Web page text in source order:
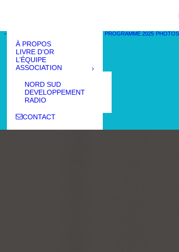
À PROPOS
LIVRE D’OR
L’ÉQUIPE
ASSOCIATION
NORD SUD
DEVELOPPEMENT
RADIO
CONTACT
PROGRAMME 2025